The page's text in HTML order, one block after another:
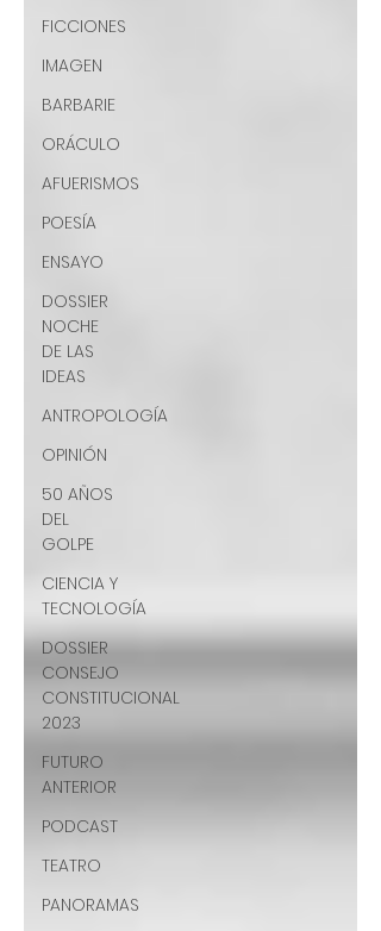
FICCIONES
IMAGEN
BARBARIE
ORÁCULO
AFUERISMOS
POESÍA
ENSAYO
DOSSIER
NOCHE
DE LAS
IDEAS
ANTROPOLOGÍA
OPINIÓN
50 AÑOS
DEL
GOLPE
CIENCIA Y
TECNOLOGÍA
DOSSIER
CONSEJO
CONSTITUCIONAL
2023
FUTURO
ANTERIOR
PODCAST
TEATRO
PANORAMAS